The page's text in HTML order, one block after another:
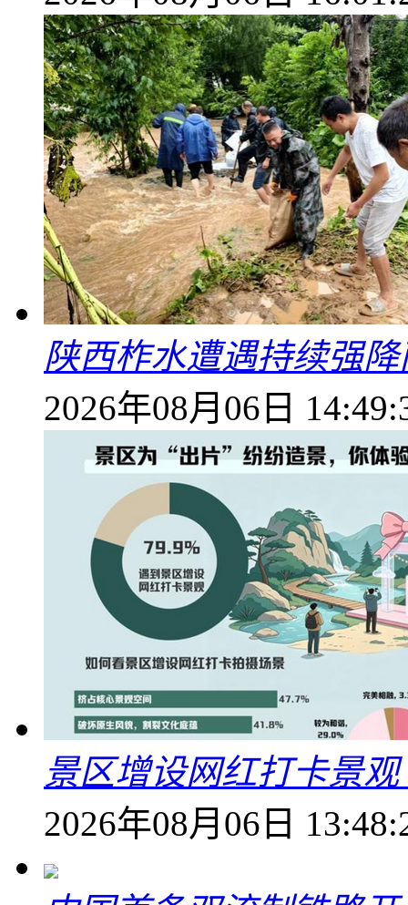
陕西柞水遭遇持续强
2026年08月06日
景区增设网红打卡景
2026年08月06日